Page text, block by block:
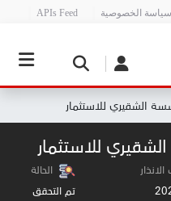
سياسة الخصوصية APIs Feed
الشقيري للاستثمار
للاستثمار
الحالة
تم التحقق